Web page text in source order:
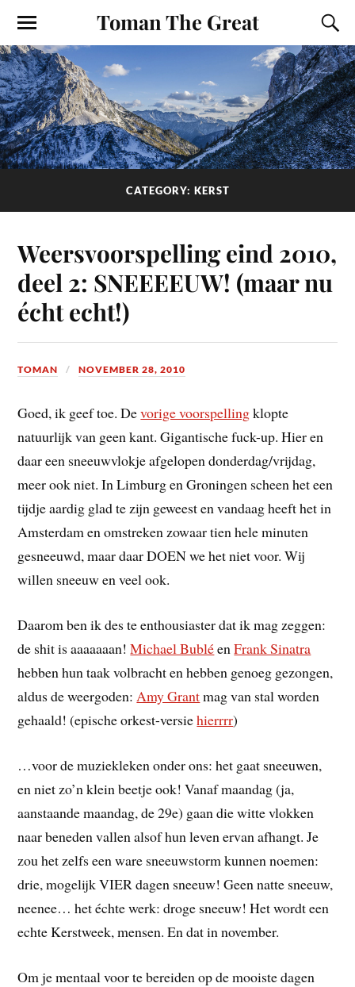
Toman The Great
CATEGORY: KERST
Weersvoorspelling eind 2010,
deel 2: SNEEEEUW! (maar nu
écht echt!)
TOMAN NOVEMBER 28, 2010
Goed, ik geef toe. Devorige voorspellingklopte
natuurlijk van geen kant. Gigantische fuck-up. Hier en
daar een sneeuwvlokje afgelopen donderdag/vrijdag,
meer ook niet. In Limburg en Groningen scheen het een
tijdje aardig glad te zijn geweest en vandaag heeft het in
Amsterdam en omstreken zowaar tien hele minuten
gesneeuwd, maar daar DOEN we het niet voor. Wij
willen sneeuw en veel ook.
Daarom ben ik des te enthousiaster dat ik mag zeggen:
de shit is aaaaaaan!Michael BubléenFrank Sinatra
hebben hun taak volbracht en hebben genoeg gezongen,
aldus de weergoden:Amy Grantmag van stal worden
gehaald! (epische orkest-versiehierrrr)
…voor de muziekleken onder ons: het gaat sneeuwen,
en niet zo’n klein beetje ook! Vanaf maandag (ja,
aanstaande maandag, de 29e) gaan die witte vlokken
naar beneden vallen alsof hun leven ervan afhangt. Je
zou het zelfs een ware sneeuwstorm kunnen noemen:
drie, mogelijk VIER dagen sneeuw! Geen natte sneeuw,
neenee… het échte werk: droge sneeuw! Het wordt een
echte Kerstweek, mensen. En dat in november.
Om je mentaal voor te bereiden op de mooiste dagen